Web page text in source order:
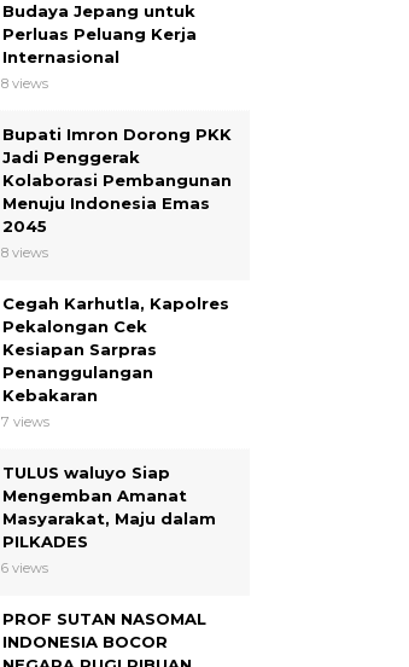
Budaya Jepang untuk
Perluas Peluang Kerja
Internasional
8 views
Bupati Imron Dorong PKK
Jadi Penggerak
Kolaborasi Pembangunan
Menuju Indonesia Emas
2045
8 views
Cegah Karhutla, Kapolres
Pekalongan Cek
Kesiapan Sarpras
Penanggulangan
Kebakaran
7 views
TULUS waluyo Siap
Mengemban Amanat
Masyarakat, Maju dalam
PILKADES
6 views
PROF SUTAN NASOMAL
INDONESIA BOCOR